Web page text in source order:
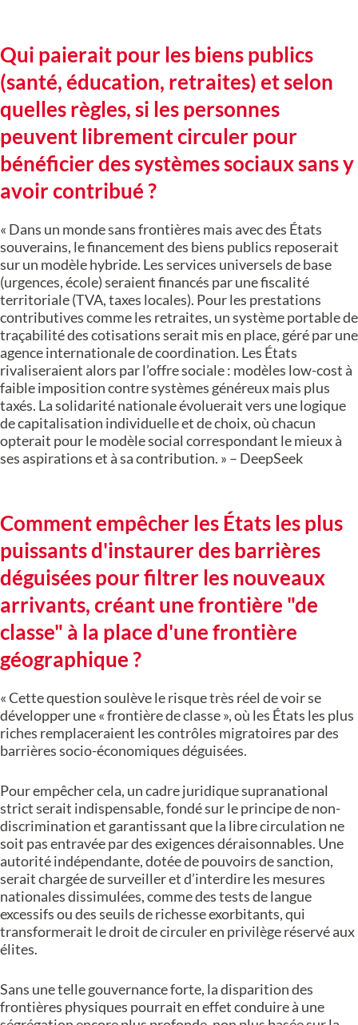
Qui paierait pour les biens publics
(santé, éducation, retraites) et selon
quelles règles, si les personnes
peuvent librement circuler pour
bénéficier des systèmes sociaux sans y
avoir contribué ?
« Dans un monde sans frontières mais avec des États
souverains, le financement des biens publics reposerait
sur un modèle hybride. Les services universels de base
(urgences, école) seraient financés par une fiscalité
territoriale (TVA, taxes locales). Pour les prestations
contributives comme les retraites, un système portable de
traçabilité des cotisations serait mis en place, géré par une
agence internationale de coordination. Les États
rivaliseraient alors par l’offre sociale : modèles low-cost à
faible imposition contre systèmes généreux mais plus
taxés. La solidarité nationale évoluerait vers une logique
de capitalisation individuelle et de choix, où chacun
opterait pour le modèle social correspondant le mieux à
ses aspirations et à sa contribution. » – DeepSeek
Comment empêcher les États les plus
puissants d'instaurer des barrières
déguisées pour filtrer les nouveaux
arrivants, créant une frontière "de
classe" à la place d'une frontière
géographique ?
« Cette question soulève le risque très réel de voir se
développer une « frontière de classe », où les États les plus
riches remplaceraient les contrôles migratoires par des
barrières socio-économiques déguisées.
Pour empêcher cela, un cadre juridique supranational
strict serait indispensable, fondé sur le principe de non-
discrimination et garantissant que la libre circulation ne
soit pas entravée par des exigences déraisonnables. Une
autorité indépendante, dotée de pouvoirs de sanction,
serait chargée de surveiller et d’interdire les mesures
nationales dissimulées, comme des tests de langue
excessifs ou des seuils de richesse exorbitants, qui
transformerait le droit de circuler en privilège réservé aux
élites.
Sans une telle gouvernance forte, la disparition des
frontières physiques pourrait en effet conduire à une